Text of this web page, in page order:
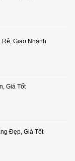
Giao Nhanh
Giá Tốt
Đẹp, Giá Tốt